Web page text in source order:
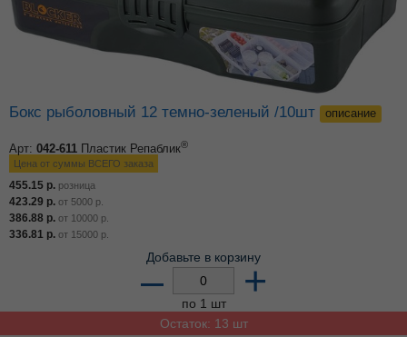
Бокс рыболовный 12 темно-зеленый /10шт описание
Арт: 042-611 Пластик Репаблик®
Цена от суммы ВСЕГО заказа
455.15 р. розница
423.29 р. от 5000 р.
386.88 р. от 10000 р.
336.81 р. от 15000 р.
Добавьте в корзину
– +
по 1 шт
Остаток: 13 шт